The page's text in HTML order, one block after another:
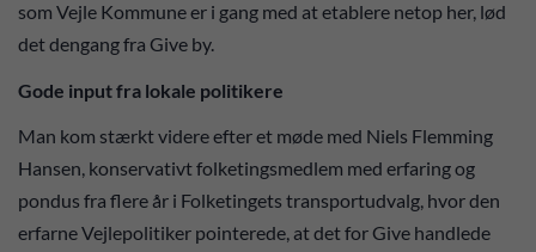
som Vejle Kommune er i gang med at etablere netop her, lød
det dengang fra Give by.
Gode input fra lokale politikere
Man kom stærkt videre efter et møde med Niels Flemming
Hansen, konservativt folketingsmedlem med erfaring og
pondus fra flere år i Folketingets transportudvalg, hvor den
erfarne Vejlepolitiker pointerede, at det for Give handlede